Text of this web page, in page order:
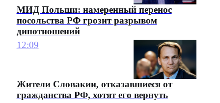
МИД Польши: намеренный перенос
посольства РФ грозит разрывом
дипотношений
12:09
Жители Словакии, отказавшиеся от
гражданства РФ, хотят его вернуть